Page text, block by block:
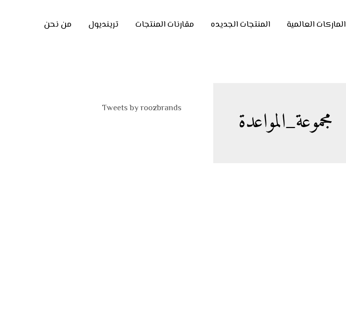
الماركات العالمية المنتجات الجديده مقارنات المنتجات ترينديول من نحن
مجموعة_المواعدة Tweets by roozbrands